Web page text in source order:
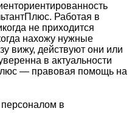
Работая в
не приходится
нахожу нужные
вижу, действуют они или
в актуальности
— правовая помощь на
в